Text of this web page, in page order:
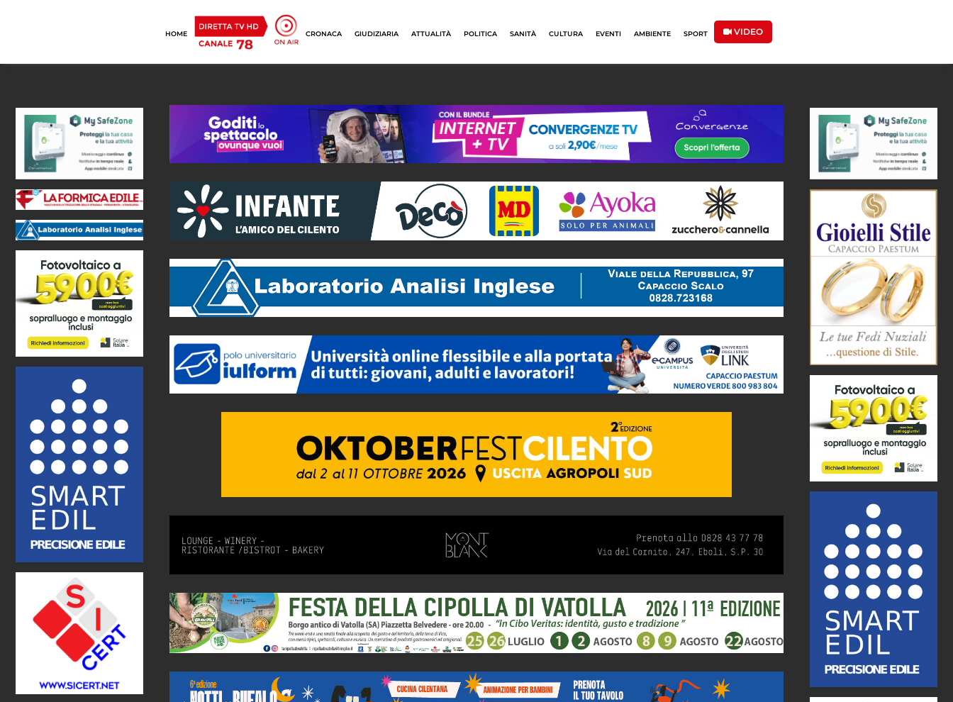
HOME CRONACA GIUDIZIARIA ATTUALITÀ POLITICA SANITÀ CULTURA EVENTI AMBIENTE SPORT VIDEO